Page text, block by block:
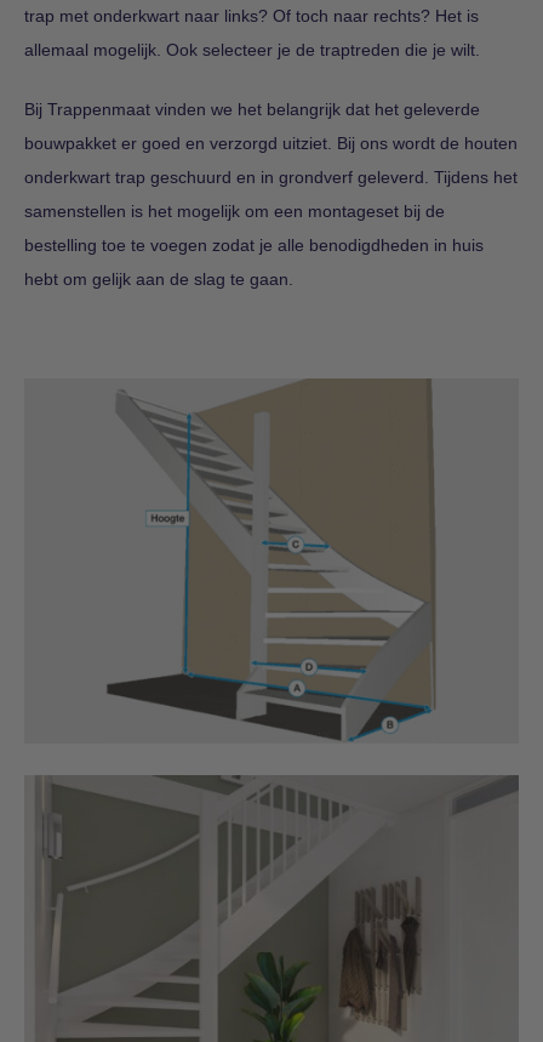
trap met onderkwart naar links? Of toch naar rechts? Het is
allemaal mogelijk. Ook selecteer je de traptreden die je wilt.
Bij Trappenmaat vinden we het belangrijk dat het geleverde
bouwpakket er goed en verzorgd uitziet. Bij ons wordt de houten
onderkwart trap geschuurd en in grondverf geleverd. Tijdens het
samenstellen is het mogelijk om een montageset bij de
bestelling toe te voegen zodat je alle benodigdheden in huis
hebt om gelijk aan de slag te gaan.